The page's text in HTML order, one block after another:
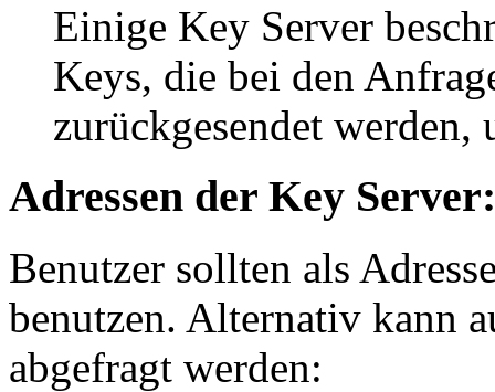
Einige Key Server
Keys, die bei den
zurückgesendet
Adressen der Key Server:
Benutzer sollten als
benutzen. Alternativ kann
abgefragt werden: